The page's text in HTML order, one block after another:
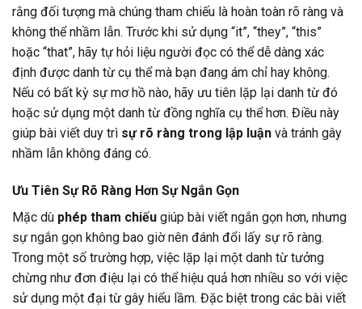
rằng đối tượng mà chúng tham chiếu là hoàn toàn rõ ràng và
không thể nhầm lẫn. Trước khi sử dụng “it”, “they”, “this”
hoặc “that”, hãy tự hỏi liệu người đọc có thể dễ dàng xác
định được danh từ cụ thể mà bạn đang ám chỉ hay không.
Nếu có bất kỳ sự mơ hồ nào, hãy ưu tiên lặp lại danh từ đó
hoặc sử dụng một danh từ đồng nghĩa cụ thể hơn. Điều này
giúp bài viết duy trì sự rõ ràng trong lập luận và tránh gây
nhầm lẫn không đáng có.
Ưu Tiên Sự Rõ Ràng Hơn Sự Ngắn Gọn
Mặc dù phép tham chiếu giúp bài viết ngắn gọn hơn, nhưng
sự ngắn gọn không bao giờ nên đánh đổi lấy sự rõ ràng.
Trong một số trường hợp, việc lặp lại một danh từ tưởng
chừng như đơn điệu lại có thể hiệu quả hơn nhiều so với việc
sử dụng một đại từ gây hiểu lầm. Đặc biệt trong các bài viết